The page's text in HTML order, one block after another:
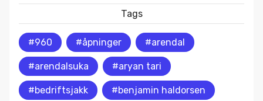
Tags
#960 #åpninger #arendal
#arendalsuka #aryan tari
#bedriftsjakk #benjamin haldorsen